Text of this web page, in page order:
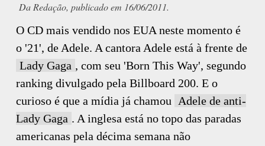
Da Redação, publicado em 16/06/2011.
O CD mais vendido nos EUA neste momento é
o '21', de Adele. A cantora Adele está à frente de
Lady Gaga , com seu 'Born This Way', segundo
ranking divulgado pela Billboard 200. E o
curioso é que a mídia já chamou
Adele de anti-
Lady Gaga . A inglesa está no topo das paradas
americanas pela décima semana não